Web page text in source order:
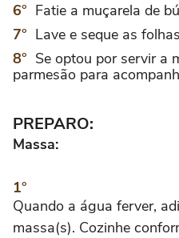
Fatie a muçarela de
Lave e seque as
Se optou por servir a
parmesão para
PREPARO:
Massa:
Quando a água ferver,
massa(s). Cozinhe